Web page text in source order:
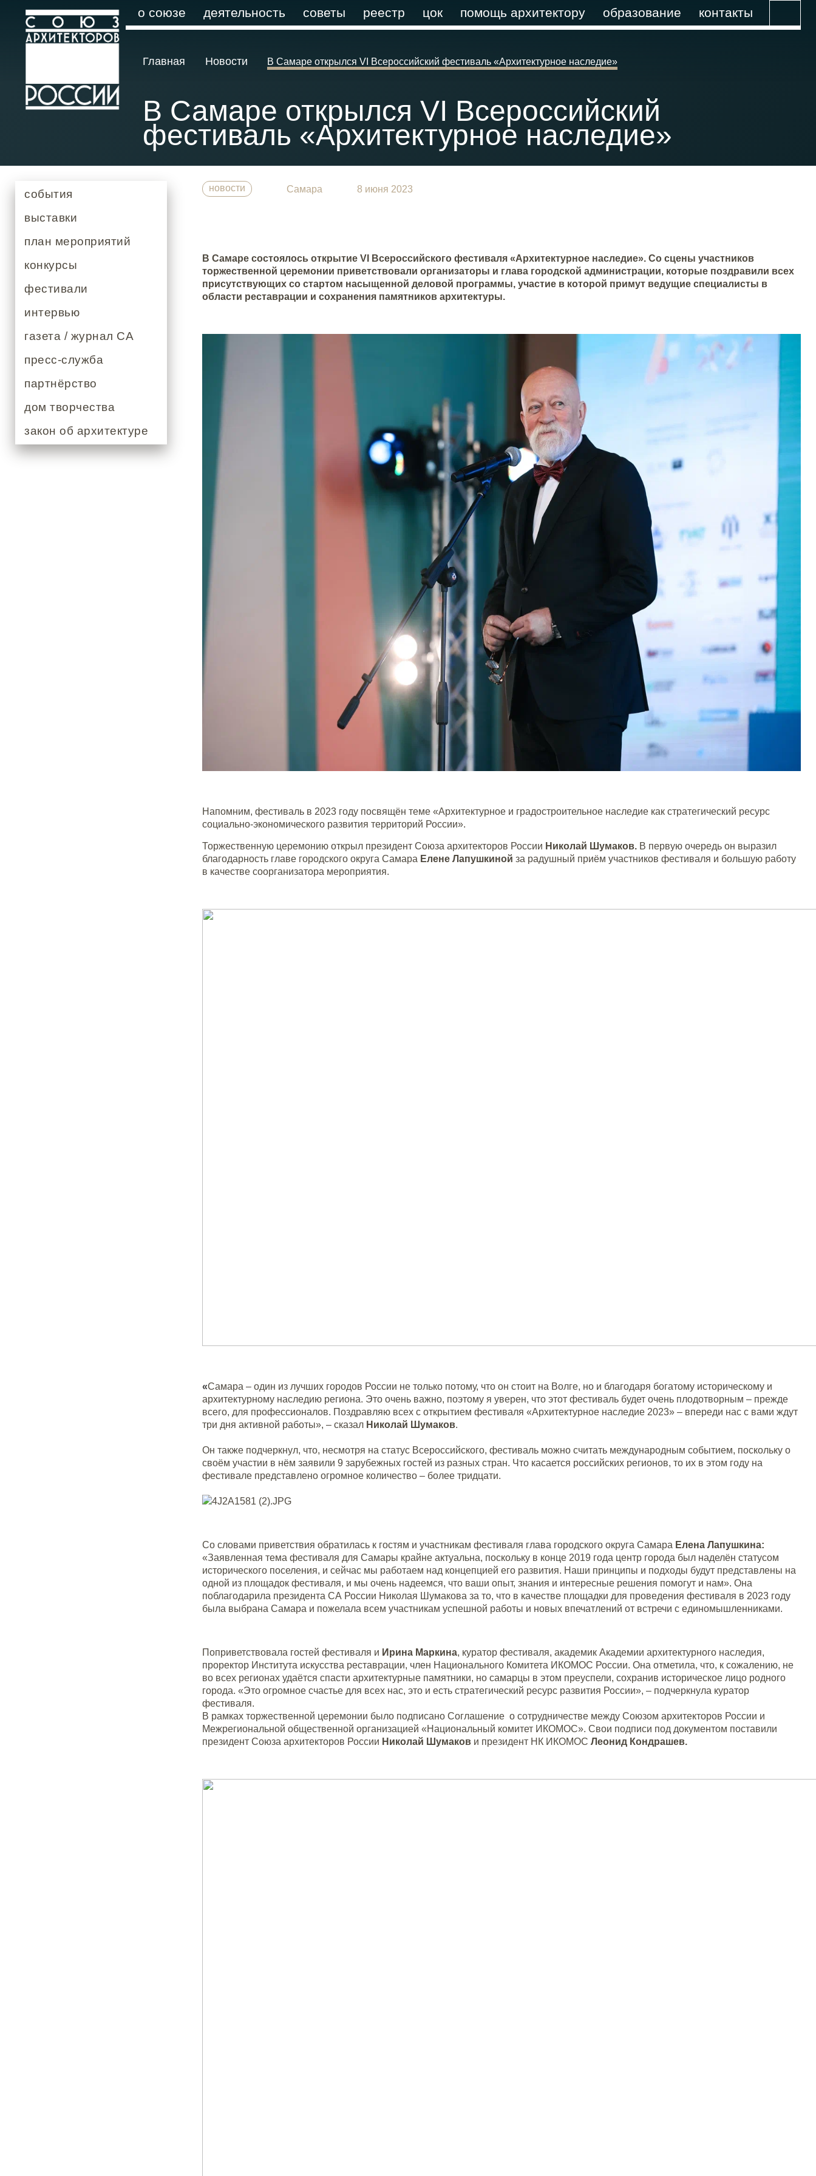
о союзе деятельность советы реестр цок помощь архитектору образование контакты
Главная Новости В Самаре открылся VI Всероссийский фестиваль «Архитектурное наследие»
В Самаре открылся VI Всероссийский
фестиваль «Архитектурное наследие»
события
выставки
план мероприятий
конкурсы
фестивали
интервью
газета / журнал СА
пресс-служба
партнёрство
дом творчества
закон об архитектуре
новости Самара 8 июня 2023
В Самаре состоялось открытие VI Всероссийского фестиваля «Архитектурное наследие». Со сцены участников
торжественной церемонии приветствовали организаторы и глава городской администрации, которые поздравили всех
присутствующих со стартом насыщенной деловой программы, участие в которой примут ведущие специалисты в
области реставрации и сохранения памятников архитектуры.
Напомним, фестиваль в 2023 году посвящён теме «Архитектурное и градостроительное наследие как стратегический ресурс
социально-экономического развития территорий России».
Торжественную церемонию открыл президент Союза архитекторов России Николай Шумаков. В первую очередь он выразил
благодарность главе городского округа Самара Елене Лапушкинойза радушный приём участников фестиваля и большую работу
в качестве соорганизатора мероприятия.
«Самара– один из лучших городов России не только потому, что он стоит на Волге, но и благодаря богатому историческому и
архитектурному наследию региона. Это очень важно, поэтому я уверен, что этот фестиваль будет очень плодотворным – прежде
всего, для профессионалов. Поздравляю всех с открытием фестиваля«Архитектурное наследие 2023» – впереди нас с вами ждут
три дня активной работы»,–сказал Николай Шумаков.
Он также подчеркнул, что, несмотря на статус Всероссийского, фестиваль можно считать международным событием, поскольку о
своём участии в нём заявили 9 зарубежных гостей из разных стран. Что касается российских регионов, то их в этом году на
фестивале представлено огромное количество– более тридцати.
Со словами приветствия обратилась к гостям и участникам фестиваля глава городского округа Самара Елена Лапушкина:
«Заявленная тема фестиваля для Самары крайне актуальна, поскольку в конце 2019 года центр города был наделён статусом
исторического поселения, и сейчас мы работаем над концепцией его развития. Наши принципы и подходы будут представлены на
одной из площадок фестиваля, и мы очень надеемся, что ваши опыт, знания и интересные решения помогут и нам». Она
поблагодарила президента СА России Николая Шумакова за то, что в качестве площадки для проведения фестиваля в 2023 году
была выбрана Самара и пожелала всем участникам успешной работы и новых впечатлений от встречи с единомышленниками.
Поприветствовала гостей фестиваля и Ирина Маркина, куратор фестиваля, академик Академии архитектурного наследия,
проректор Института искусства реставрации, член Национального Комитета ИКОМОС России. Она отметила, что, к сожалению, не
во всех регионах удаётся спасти архитектурные памятники, но самарцы в этом преуспели, сохранив историческое лицо родного
города. «Это огромное счастье для всех нас, это и есть стратегический ресурс развития России»,– подчеркнула куратор
фестиваля.
В рамках торжественной церемонии было подписано Соглашение о сотрудничестве между Союзом архитекторов России и
Межрегиональной общественной организацией «Национальный комитет ИКОМОС». Свои подписи под документом поставили
президент Союза архитекторов России Николай Шумаков и президент НК ИКОМОСЛеонид Кондрашев.